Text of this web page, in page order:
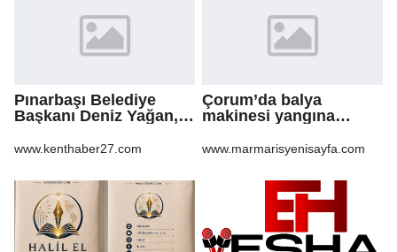
Pınarbaşı Belediye
Başkanı Deniz Yağan,
www.kenthaber27.com
Çorum’da balya
makinesi yangına
anız küle döndü
www.marmarisyenisayfa.com